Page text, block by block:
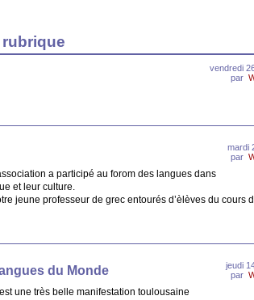
vendredi
par
mardi
par
a participé au forom des langues dans
et leur culture.
jeune professeur de grec entourés d’èlèves du cours
jeudi
par
du Monde
une très belle manifestation toulousaine